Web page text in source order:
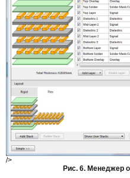
/>
Рис. 6. Менеджер